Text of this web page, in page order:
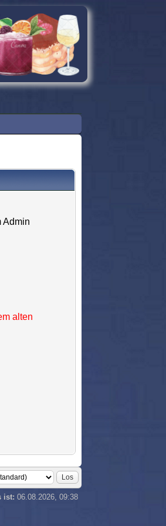
Admin
alten
ist: 06.08.2026, 09:38